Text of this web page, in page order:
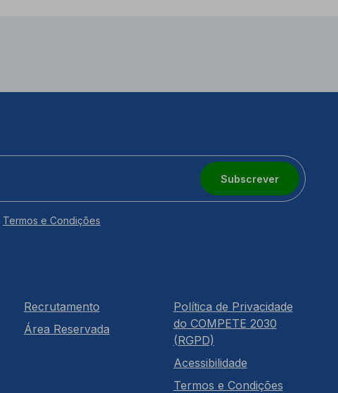
Subscrever
Termos e Condições
Recrutamento
Área Reservada
Política de Privacidade
do COMPETE 2030
(RGPD)
Acessibilidade
Termos e Condições